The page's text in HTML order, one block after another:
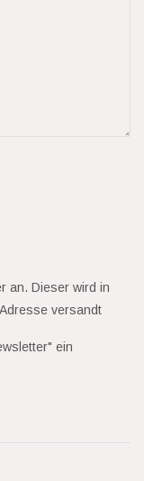
an. Dieser wird in
versandt
ein